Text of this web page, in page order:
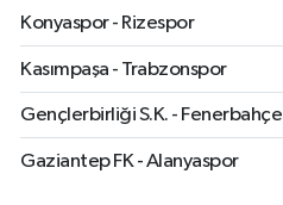
Konyaspor - Rizespor
Kasımpaşa - Trabzonspor
Gençlerbirliği S.K. - Fenerbahçe
Gaziantep FK - Alanyaspor